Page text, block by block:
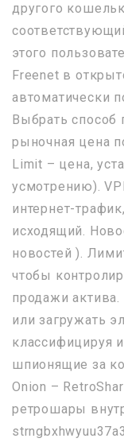
другого
этого
Freenet в
автоматически
Выбрать способ
рыночная цена
Limit – цена,
усмотрению).
интернет-
исходящий.
новостей ).
чтобы
продажи
или загружать
классифицируя
шпионящие за
Onion –
ретрошары